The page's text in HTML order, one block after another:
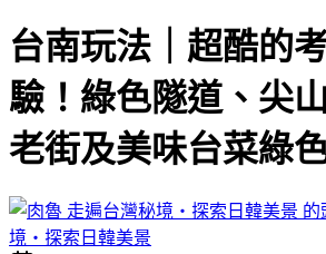
台南玩法｜超酷的
驗！綠色隧道、尖
老街及美味台菜綠
境・探索日韓美景